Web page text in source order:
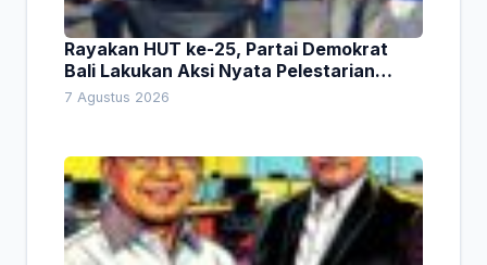
Rayakan HUT ke-25, Partai Demokrat
Bali Lakukan Aksi Nyata Pelestarian
Lingkungan
7 Agustus 2026